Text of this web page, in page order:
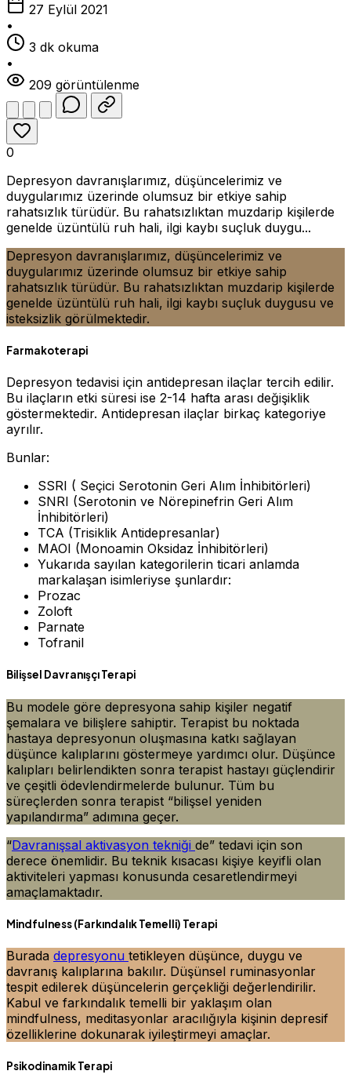
27 Eylül 2021
•
3 dk okuma
•
209 görüntülenme
0
Depresyon davranışlarımız, düşüncelerimiz ve
duygularımız üzerinde olumsuz bir etkiye sahip
rahatsızlık türüdür. Bu rahatsızlıktan muzdarip kişilerde
genelde üzüntülü ruh hali, ilgi kaybı suçluk duygu...
Depresyon davranışlarımız, düşüncelerimiz ve
duygularımız üzerinde olumsuz bir etkiye sahip
rahatsızlık türüdür. Bu rahatsızlıktan muzdarip kişilerde
genelde üzüntülü ruh hali, ilgi kaybı suçluk duygusu ve
isteksizlik görülmektedir.
Farmakoterapi
Depresyon tedavisi için antidepresan ilaçlar tercih edilir.
Bu ilaçların etki süresi ise 2-14 hafta arası değişiklik
göstermektedir. Antidepresan ilaçlar birkaç kategoriye
ayrılır.
Bunlar:
SSRI ( Seçici Serotonin Geri Alım İnhibitörleri)
SNRI (Serotonin ve Nörepinefrin Geri Alım
İnhibitörleri)
TCA (Trisiklik Antidepresanlar)
MAOI (Monoamin Oksidaz İnhibitörleri)
Yukarıda sayılan kategorilerin ticari anlamda
markalaşan isimleriyse şunlardır:
Prozac
Zoloft
Parnate
Tofranil
Bilişsel Davranışçı Terapi
Bu modele göre depresyona sahip kişiler negatif
şemalara ve bilişlere sahiptir. Terapist bu noktada
hastaya depresyonun oluşmasına katkı sağlayan
düşünce kalıplarını göstermeye yardımcı olur. Düşünce
kalıpları belirlendikten sonra terapist hastayı güçlendirir
ve çeşitli ödevlendirmelerde bulunur. Tüm bu
süreçlerden sonra terapist “bilişsel yeniden
yapılandırma” adımına geçer.
“Davranışsal aktivasyon tekniği de” tedavi için son
derece önemlidir. Bu teknik kısacası kişiye keyifli olan
aktiviteleri yapması konusunda cesaretlendirmeyi
amaçlamaktadır.
Mindfulness (Farkındalık Temelli) Terapi
Burada depresyonu tetikleyen düşünce, duygu ve
davranış kalıplarına bakılır. Düşünsel ruminasyonlar
tespit edilerek düşüncelerin gerçekliği değerlendirilir.
Kabul ve farkındalık temelli bir yaklaşım olan
mindfulness, meditasyonlar aracılığıyla kişinin depresif
özelliklerine dokunarak iyileştirmeyi amaçlar.
Psikodinamik Terapi